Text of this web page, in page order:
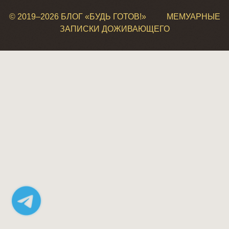
© 2019–2026 БЛОГ «БУДЬ ГОТОВ!»
МЕМУАРНЫЕ
ЗАПИСКИ ДОЖИВАЮЩЕГО